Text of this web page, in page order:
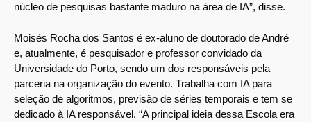
núcleo de pesquisas bastante maduro na área de IA”, disse.
Moisés Rocha dos Santos é ex-aluno de doutorado de André
e, atualmente, é pesquisador e professor convidado da
Universidade do Porto, sendo um dos responsáveis pela
parceria na organização do evento. Trabalha com IA para
seleção de algoritmos, previsão de séries temporais e tem se
dedicado à IA responsável. “A principal ideia dessa Escola era